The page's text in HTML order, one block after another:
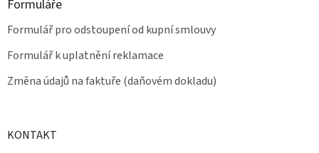
Formuláře
Formulář pro odstoupení od kupní smlouvy
Formulář k uplatnění reklamace
Změna údajů na faktuře (daňovém dokladu)
KONTAKT